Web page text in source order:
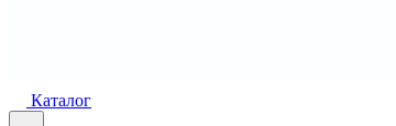
Каталог